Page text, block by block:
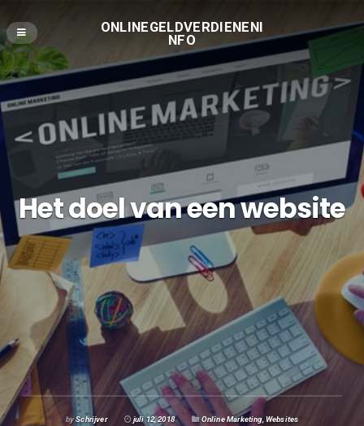
ONLINEGELDVERDIENENI
NFO
Het doel van een website
bySchrijver juli 12, 2018 Online Marketing, Websites